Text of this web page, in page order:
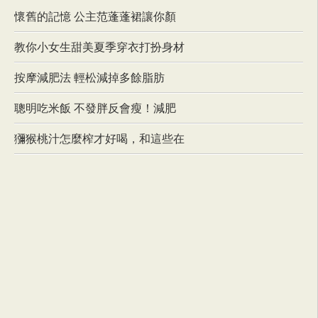
懷舊的記憶 公主范蓬蓬裙讓你顏
教你小女生甜美夏季穿衣打扮身材
按摩減肥法 輕松減掉多餘脂肪
聰明吃米飯 不發胖反會瘦！減肥
獼猴桃汁怎麼榨才好喝，和這些在